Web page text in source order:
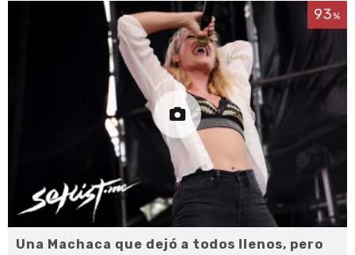
93%
Una Machaca que dejó a todos llenos, pero